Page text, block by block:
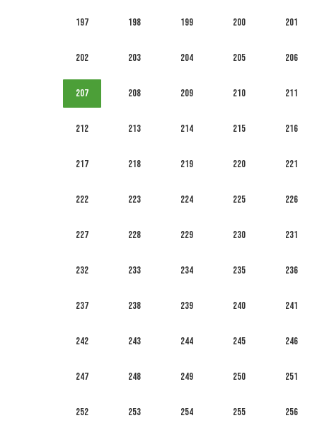
197 198 199 200 201
202 203 204 205 206
207 208 209 210 211
212 213 214 215 216
217 218 219 220 221
222 223 224 225 226
227 228 229 230 231
232 233 234 235 236
237 238 239 240 241
242 243 244 245 246
247 248 249 250 251
252 253 254 255 256